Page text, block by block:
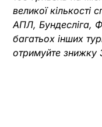
великої кількості
АПЛ, Бундесліга,
багатьох інших
отримуйте знижку